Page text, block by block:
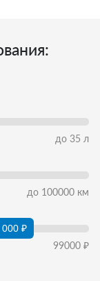
до 35 л
до 100000 км
000 ₽
99000 ₽